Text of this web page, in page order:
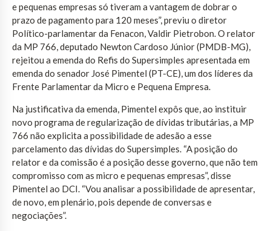
e pequenas empresas só tiveram a vantagem de dobrar o
prazo de pagamento para 120 meses”, previu o diretor
Político-parlamentar da Fenacon, Valdir Pietrobon. O relator
da MP 766, deputado Newton Cardoso Júnior (PMDB-MG),
rejeitou a emenda do Refis do Supersimples apresentada em
emenda do senador José Pimentel (PT-CE), um dos líderes da
Frente Parlamentar da Micro e Pequena Empresa.
Na justificativa da emenda, Pimentel expôs que, ao instituir
novo programa de regularização de dívidas tributárias, a MP
766 não explicita a possibilidade de adesão a esse
parcelamento das dívidas do Supersimples. “A posição do
relator e da comissão é a posição desse governo, que não tem
compromisso com as micro e pequenas empresas”, disse
Pimentel ao DCI. “Vou analisar a possibilidade de apresentar,
de novo, em plenário, pois depende de conversas e
negociações”.